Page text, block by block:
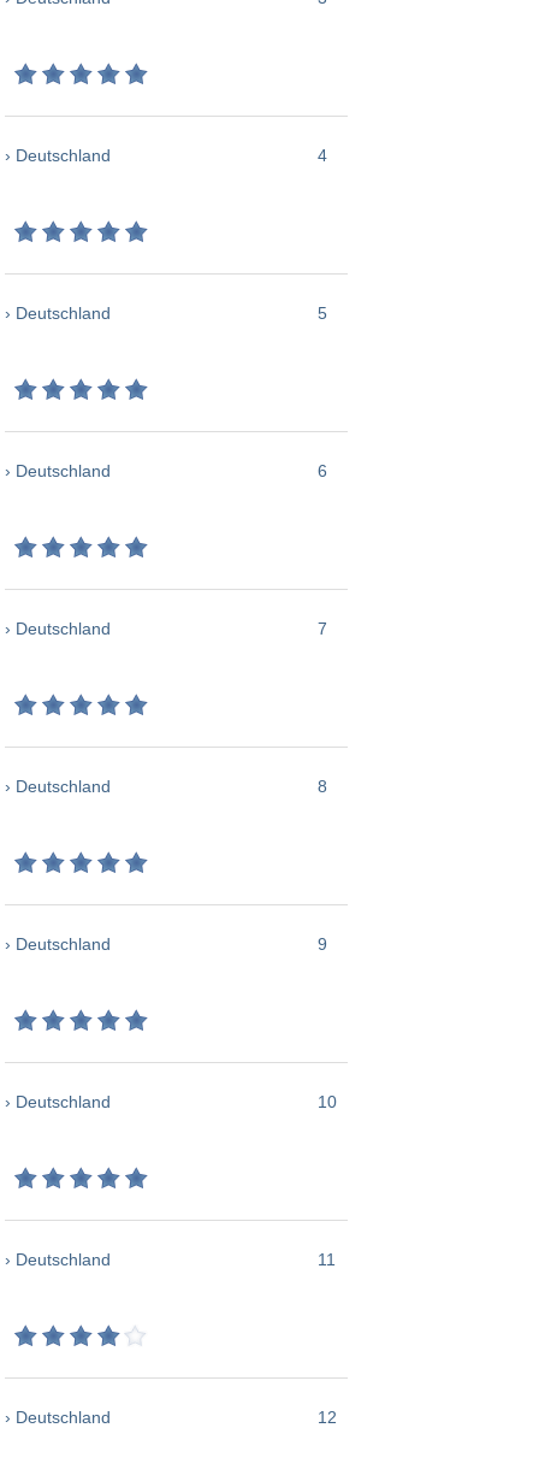
› Deutschland 4
› Deutschland 5
› Deutschland 6
› Deutschland 7
› Deutschland 8
› Deutschland 9
› Deutschland 10
› Deutschland 11
› Deutschland 12